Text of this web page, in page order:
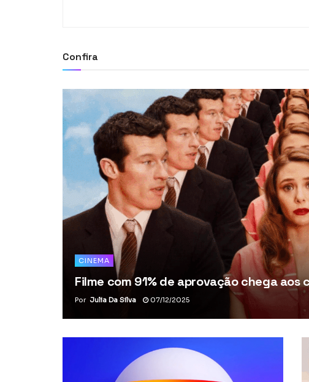
Confira
CINEMA
Filme com 91% de aprovação chega aos
Por Julia Da Silva 07/12/2025